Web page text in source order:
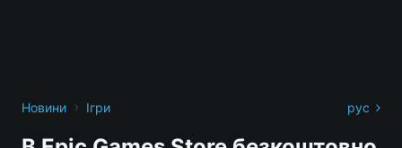
Новини › Ігри рус